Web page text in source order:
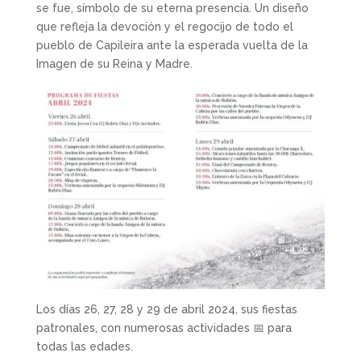
se fue, símbolo de su eterna presencia. Un diseño
que refleja la devoción y el regocijo de todo el
pueblo de Capileira ante la esperada vuelta de la
Imagen de su Reina y Madre.
Los días 26, 27, 28 y 29 de abril 2024, sus fiestas
patronales, con numerosas actividades 📅 para
todas las edades.